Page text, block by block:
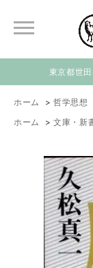
東京都世
ホーム > 哲学思想
ホーム
> 文庫・新